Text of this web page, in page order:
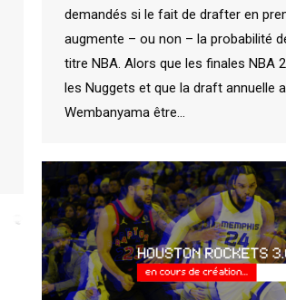
demandés si le fait de drafter en
augmente – ou non – la probabilité
titre NBA. Alors que les finales NBA
les Nuggets et que la draft annuelle
Wembanyama être…